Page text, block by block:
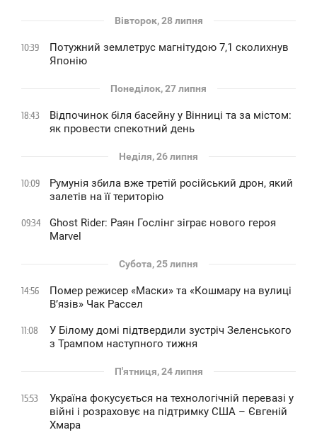
Вівторок, 28 липня
10:39
Потужний землетрус магнітудою 7,1 сколихнув
Японію
Понеділок, 27 липня
18:43
Відпочинок біля басейну у Вінниці та за містом:
як провести спекотний день
Неділя, 26 липня
10:09
Румунія збила вже третій російський дрон, який
залетів на її територію
09:34
Ghost Rider: Раян Гослінг зіграє нового героя
Marvel
Субота, 25 липня
14:56
Помер режисер «Маски» та «Кошмару на вулиці
В’язів» Чак Рассел
11:08
У Білому домі підтвердили зустріч Зеленського
з Трампом наступного тижня
П'ятниця, 24 липня
15:53
Україна фокусується на технологічній перевазі у
війні і розраховує на підтримку США – Євгеній
Хмара